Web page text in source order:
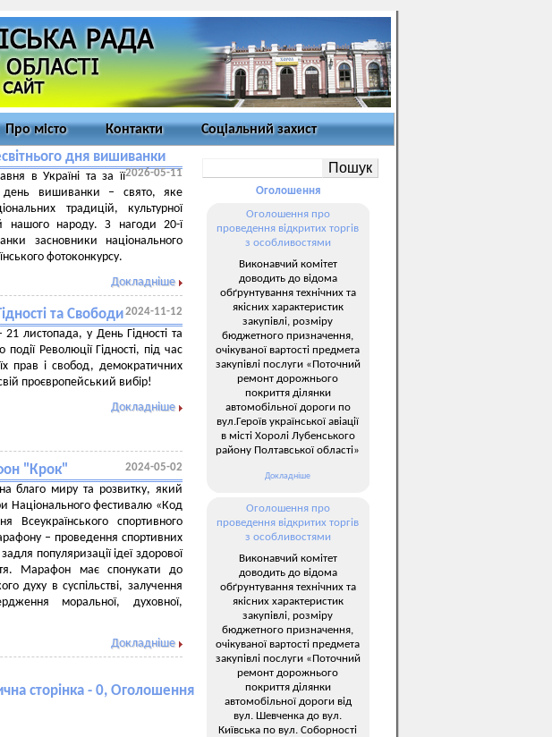
Про місто Контакти Соціальний захист
дня вишиванки
2026-05-11
в Україні та за її
день вишиванки – свято, яке
традицій, культурної
нашого народу. З нагоди 20-ї
засновники національного
фотоконкурсу.
Докладніше
та Свободи2024-11-12
листопада, у День Гідності та
Революції Гідності, під час
прав і свобод, демократичних
проєвропейський вибір!
Докладніше
"Крок" 2024-05-02
благо миру та розвитку, який
Національного фестивалю «Код
Всеукраїнського спортивного
– проведення спортивних
популяризації ідеї здорової
Марафон має спонукати до
духу в суспільстві, залучення
моральної, духовної,
Докладніше
сторінка - 0, Оголошення
Оголошення
Оголошення про
проведення відкритих торгів
з особливостями
Виконавчий комітет
доводить до відома
обґрунтування технічних та
якісних характеристик
закупівлі, розміру
бюджетного призначення,
очікуваної вартості предмета
закупівлі послуги «Поточний
ремонт дорожнього
покриття ділянки
автомобільної дороги по
вул.Героїв української авіації
в місті Хоролі Лубенського
району Полтавської області»
Докладніше
Оголошення про
проведення відкритих торгів
з особливостями
Виконавчий комітет
доводить до відома
обґрунтування технічних та
якісних характеристик
закупівлі, розміру
бюджетного призначення,
очікуваної вартості предмета
закупівлі послуги «Поточний
ремонт дорожнього
покриття ділянки
автомобільної дороги від
вул. Шевченка до вул.
Київська по вул. Соборності